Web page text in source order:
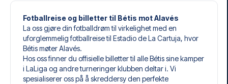
Fotballreise og billetter til Bétis mot Alavés
La oss gjøre din fotballdrøm til virkelighet med en
uforglemmelig fotballreise til Estadio de La Cartuja, hvor
Bétis møter Alavés.
Hos oss finner du offisielle billetter til alle Bétis sine kamper
i LaLiga og andre turneringer klubben deltar i. Vi
spesialiserer oss på å skreddersy den perfekte